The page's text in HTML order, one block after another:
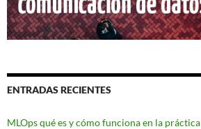
ENTRADAS RECIENTES
MLOps qué es y cómo funciona en la práctica